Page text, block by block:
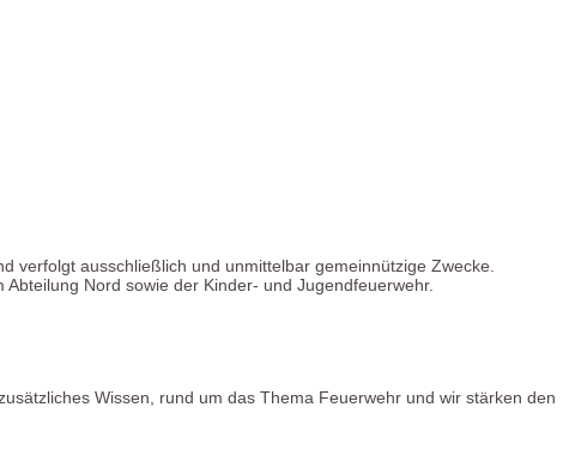
verfolgt ausschließlich und unmittelbar gemeinnützige Zwecke.
Nord sowie der Kinder- und Jugendfeuerwehr.
Wissen, rund um das Thema Feuerwehr und wir stärken den